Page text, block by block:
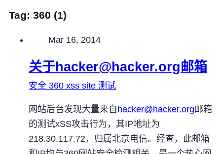
Tag: 360 (1)
Published on
Mar 16, 2014
关于hacker@hacker.org 邮箱
安全 360 xss site 测试
网站后台发现大量来自 hacker@hacker.org邮箱
的测试xSS攻击行为，其IP地址为
218.30.117.72，归属北京电信。经查，此邮箱